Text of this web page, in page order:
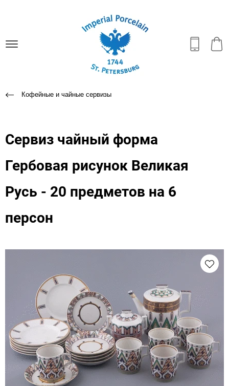
Кофейные и чайные сервизы
Сервиз чайный форма
Гербовая рисунок Великая
Русь - 20 предметов на 6
персон